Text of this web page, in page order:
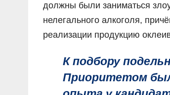
должны были заниматься
нелегального алкоголя,
реализации продукцию
К подбору
Приоритетом